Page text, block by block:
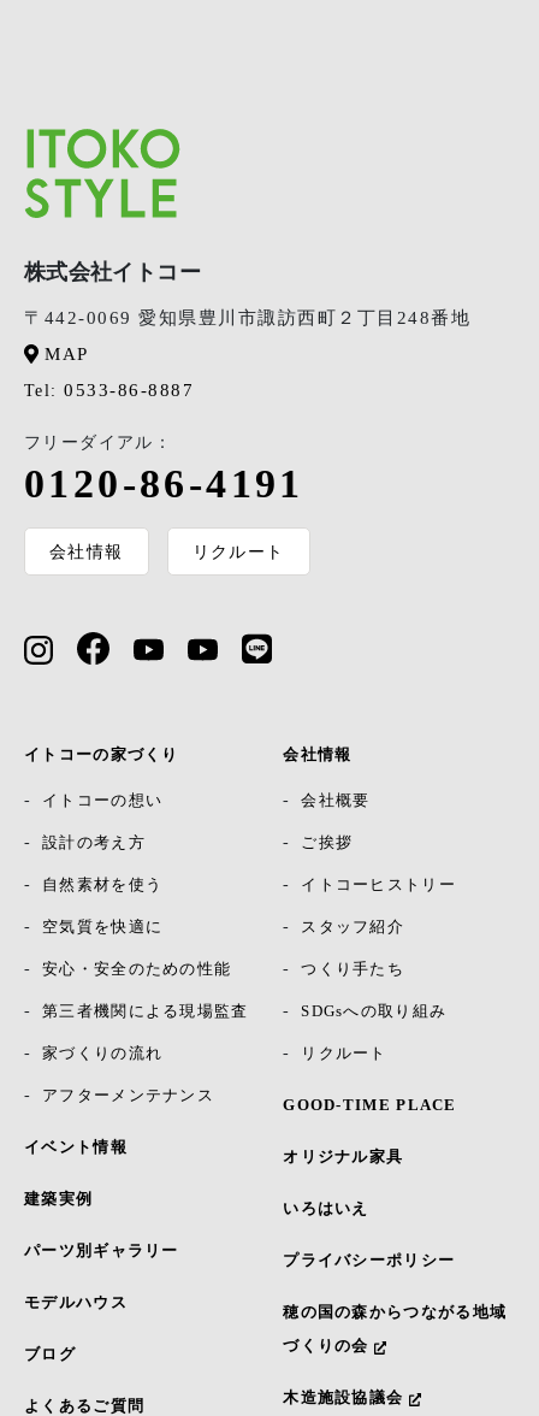
株式会社イトコー
〒442-0069 愛知県豊川市諏訪西町２丁目248番地
MAP
Tel: 0533-86-8887
フリーダイアル：
0120-86-4191
会社情報 リクルート
イトコーの家づくり
イトコーの想い
設計の考え方
自然素材を使う
空気質を快適に
安心・安全のための性能
第三者機関による現場監査
家づくりの流れ
アフターメンテナンス
イベント情報
建築実例
パーツ別ギャラリー
モデルハウス
ブログ
よくあるご質問
会社情報
会社概要
ご挨拶
イトコーヒストリー
スタッフ紹介
つくり手たち
SDGsへの取り組み
リクルート
GOOD-TIME PLACE
オリジナル家具
いろはいえ
プライバシーポリシー
穂の国の森からつながる地域
づくりの会
木造施設協議会